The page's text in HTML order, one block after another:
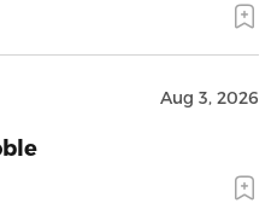
Aug 3, 2026